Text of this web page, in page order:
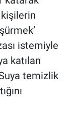
istemiyle
katılan
temizlik